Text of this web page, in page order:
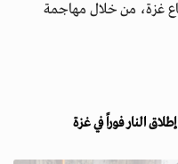
غزة، من خلال مهاجمة
النار فوراً في غزة